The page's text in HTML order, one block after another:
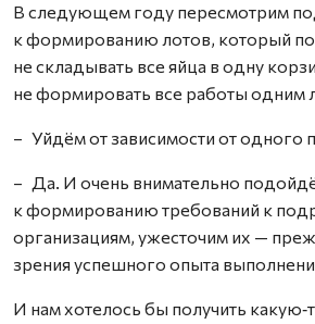
В следующем году пересмотрим
к формированию лотов, который
не складывать все яйца в одну
не формировать все работы одним
– Уйдём от зависимости от одного
– Да. И очень внимательно
к формированию требований к
организациям, ужесточим их —
зрения успешного опыта
И нам хотелось бы получить